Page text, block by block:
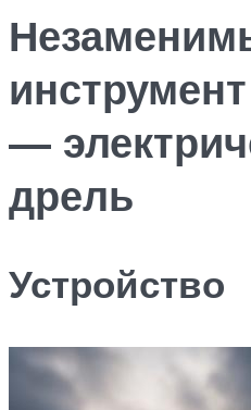
—
дрель
Устройство